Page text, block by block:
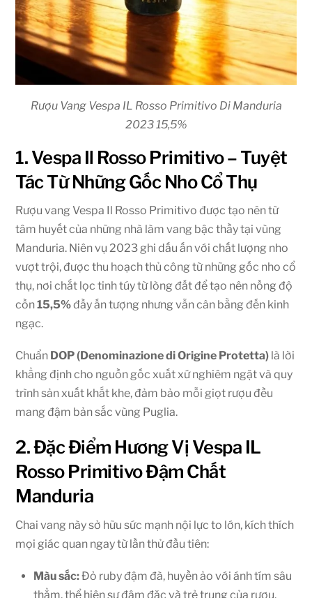
Rượu Vang Vespa IL Rosso Primitivo Di Manduria
2023 15,5%
1. Vespa Il Rosso Primitivo – Tuyệt
Tác Từ Những Gốc Nho Cổ Thụ
Rượu vang Vespa Il Rosso Primitivo được tạo nên từ
tâm huyết của những nhà làm vang bậc thầy tại vùng
Manduria. Niên vụ 2023 ghi dấu ấn với chất lượng nho
vượt trội, được thu hoạch thủ công từ những gốc nho cổ
thụ, nơi chắt lọc tinh túy từ lòng đất để tạo nên nồng độ
cồn15,5%đầy ấn tượng nhưng vẫn cân bằng đến kinh
ngạc.
Chuẩn DOP (Denominazione di Origine Protetta) là lời
khẳng định cho nguồn gốc xuất xứ nghiêm ngặt và quy
trình sản xuất khắt khe, đảm bảo mỗi giọt rượu đều
mang đậm bản sắc vùng Puglia.
2. Đặc Điểm Hương Vị Vespa IL
Rosso Primitivo Đậm Chất
Manduria
Chai vang này sở hữu sức mạnh nội lực to lớn, kích thích
mọi giác quan ngay từ lần thử đầu tiên:
Màu sắc:Đỏ ruby đậm đà, huyền ảo với ánh tím sâu
thẳm, thể hiện sự đậm đặc và trẻ trung của rượu.